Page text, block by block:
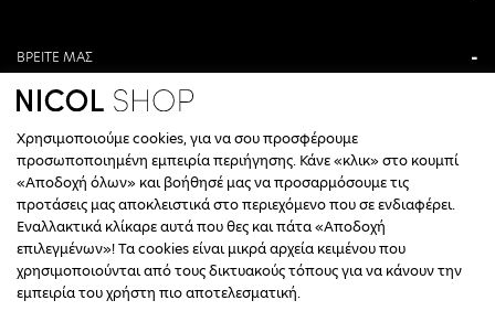
ΒΡΕΙΤΕ ΜΑΣ
ΑΝΤΩΝΙΟΥ ΚΑΜΑΡΑ 3, ΒΕΡΟΙΑ, ΕΛΛΑΔΑ
+30 23310 76336
ΩΡΑΡΙΟ ΤΗΛΕΦΩΝΙΚΟΥ ΚΕΝΤΡΟΥ
ΔΕΥΤΕΡΑ, ΤΕΤΑΡΤΗ: 09:00 - 14:30
ΤΡΙΤΗ, ΠΕΜΠΤΗ, ΠΑΡΑΣΚΕΥΗ: 09:30 - 14:00 & 17:30 - 21:00
ΣΑΒΒΑΤΟ: 09:30 - 14:30
Χρησιμοποιούμε cookies, για να σου προσφέρουμε
προσωποποιημένη εμπειρία περιήγησης. Κάνε «κλικ» στο κουμπί
«Αποδοχή όλων» και βοήθησέ μας να προσαρμόσουμε τις
προτάσεις μας αποκλειστικά στο περιεχόμενο που σε ενδιαφέρει.
Εναλλακτικά κλίκαρε αυτά που θες και πάτα «Αποδοχή
επιλεγμένων»! Τα cookies είναι μικρά αρχεία κειμένου που
χρησιμοποιούνται από τους δικτυακούς τόπους για να κάνουν την
εμπειρία του χρήστη πιο αποτελεσματική.